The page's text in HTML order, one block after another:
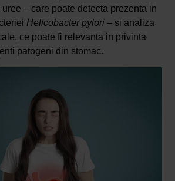
uree – care poate detecta prezenta in
Helicobacter pylori– si analiza
ce poate fi relevanta in privinta
patogeni din stomac.